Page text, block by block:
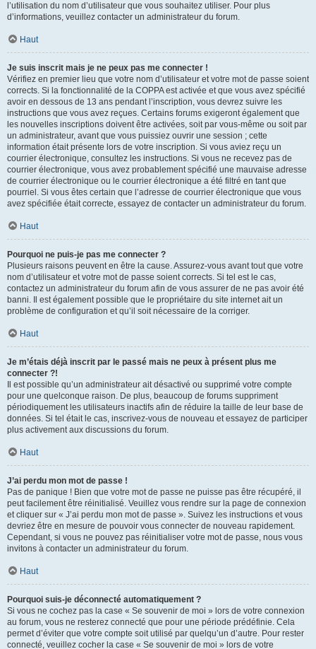
l’utilisation du nom d’utilisateur que vous souhaitez utiliser. Pour plus
d’informations, veuillez contacter un administrateur du forum.
Haut
Je suis inscrit mais je ne peux pas me connecter !
Vérifiez en premier lieu que votre nom d’utilisateur et votre mot de passe soient
corrects. Si la fonctionnalité de la COPPA est activée et que vous avez spécifié
avoir en dessous de 13 ans pendant l’inscription, vous devrez suivre les
instructions que vous avez reçues. Certains forums exigeront également que
les nouvelles inscriptions doivent être activées, soit par vous-même ou soit par
un administrateur, avant que vous puissiez ouvrir une session ; cette
information était présente lors de votre inscription. Si vous aviez reçu un
courrier électronique, consultez les instructions. Si vous ne recevez pas de
courrier électronique, vous avez probablement spécifié une mauvaise adresse
de courrier électronique ou le courrier électronique a été filtré en tant que
pourriel. Si vous êtes certain que l’adresse de courrier électronique que vous
avez spécifiée était correcte, essayez de contacter un administrateur du forum.
Haut
Pourquoi ne puis-je pas me connecter ?
Plusieurs raisons peuvent en être la cause. Assurez-vous avant tout que votre
nom d’utilisateur et votre mot de passe soient corrects. Si tel est le cas,
contactez un administrateur du forum afin de vous assurer de ne pas avoir été
banni. Il est également possible que le propriétaire du site internet ait un
problème de configuration et qu’il soit nécessaire de la corriger.
Haut
Je m’étais déjà inscrit par le passé mais ne peux à présent plus me
connecter ?!
Il est possible qu’un administrateur ait désactivé ou supprimé votre compte
pour une quelconque raison. De plus, beaucoup de forums suppriment
périodiquement les utilisateurs inactifs afin de réduire la taille de leur base de
données. Si tel était le cas, inscrivez-vous de nouveau et essayez de participer
plus activement aux discussions du forum.
Haut
J’ai perdu mon mot de passe !
Pas de panique ! Bien que votre mot de passe ne puisse pas être récupéré, il
peut facilement être réinitialisé. Veuillez vous rendre sur la page de connexion
et cliquer sur « J’ai perdu mon mot de passe ». Suivez les instructions et vous
devriez être en mesure de pouvoir vous connecter de nouveau rapidement.
Cependant, si vous ne pouvez pas réinitialiser votre mot de passe, nous vous
invitons à contacter un administrateur du forum.
Haut
Pourquoi suis-je déconnecté automatiquement ?
Si vous ne cochez pas la case « Se souvenir de moi » lors de votre connexion
au forum, vous ne resterez connecté que pour une période prédéfinie. Cela
permet d’éviter que votre compte soit utilisé par quelqu’un d’autre. Pour rester
connecté, veuillez cocher la case « Se souvenir de moi » lors de votre